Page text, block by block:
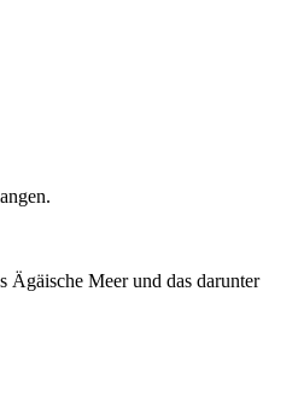
Ägäische Meer und das darunter